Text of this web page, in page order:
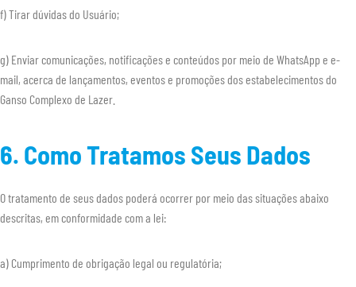
f) Tirar dúvidas do Usuário;
g) Enviar comunicações, notificações e conteúdos por meio de WhatsApp e e-
mail, acerca de lançamentos, eventos e promoções dos estabelecimentos do
Ganso Complexo de Lazer.
6. Como Tratamos Seus Dados
O tratamento de seus dados poderá ocorrer por meio das situações abaixo
descritas, em conformidade com a lei:
a) Cumprimento de obrigação legal ou regulatória;